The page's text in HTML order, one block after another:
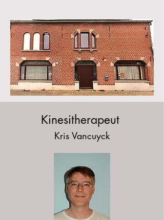
Kinesitherapeut
Kris Vancuyck